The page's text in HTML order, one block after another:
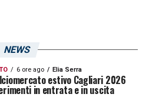
NEWS
6 ore ago Elia Serra
estivo Cagliari 2026
in entrata e in uscita